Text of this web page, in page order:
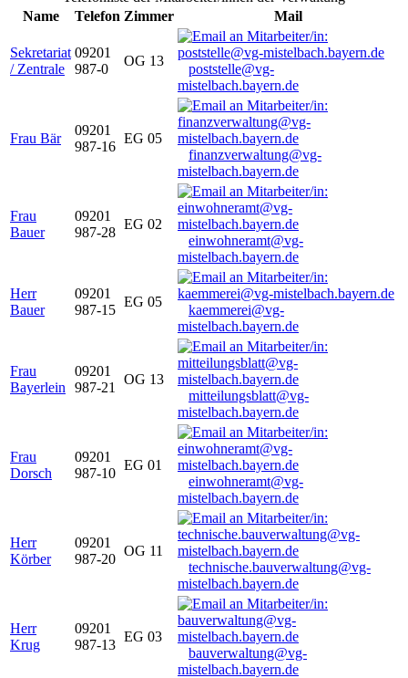
Name
Telefon Zimmer Mail
Sekretariat
/ Zentrale
09201
987-0
OG 13
poststelle@vg-
mistelbach.bayern.de
Frau Bär
09201
987-16
EG 05
finanzverwaltung@vg-
mistelbach.bayern.de
Frau
Bauer
09201
987-28
EG 02
einwohneramt@vg-
mistelbach.bayern.de
Herr
Bauer
09201
987-15
EG 05
kaemmerei@vg-
mistelbach.bayern.de
Frau
Bayerlein
09201
987-21
OG 13
mitteilungsblatt@vg-
mistelbach.bayern.de
Frau
Dorsch
09201
987-10
EG 01
einwohneramt@vg-
mistelbach.bayern.de
Herr
Körber
09201
987-20
OG 11
technische.bauverwaltung@vg-
mistelbach.bayern.de
Herr
Krug
09201
987-13
EG 03
bauverwaltung@vg-
mistelbach.bayern.de